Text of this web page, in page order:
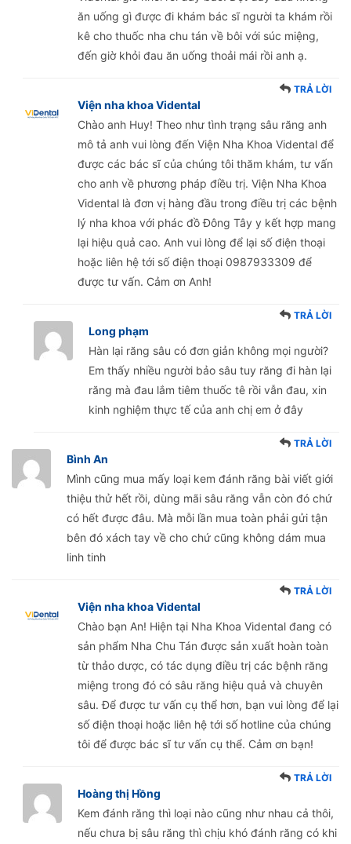
ăn uống gì được đi khám bác sĩ người ta khám rồi
kê cho thuốc nha chu tán về bôi với súc miệng,
đến giờ khỏi đau ăn uống thoải mái rồi anh ạ.
Viện nha khoa Vidental
TRẢ LỜI
Chào anh Huy! Theo như tình trạng sâu răng anh
mô tả anh vui lòng đến Viện Nha Khoa Vidental để
được các bác sĩ của chúng tôi thăm khám, tư vấn
cho anh về phương pháp điều trị. Viện Nha Khoa
Vidental là đơn vị hàng đầu trong điều trị các bệnh
lý nha khoa với phác đồ Đông Tây y kết hợp mang
lại hiệu quả cao. Anh vui lòng để lại số điện thoại
hoặc liên hệ tới số điện thoại 0987933309 để
được tư vấn. Cảm ơn Anh!
Long phạm
TRẢ LỜI
Hàn lại răng sâu có đơn giản không mọi người?
Em thấy nhiều người bảo sâu tuy răng đi hàn lại
răng mà đau lắm tiêm thuốc tê rồi vẫn đau, xin
kinh nghiệm thực tế của anh chị em ở đây
Bình An
TRẢ LỜI
Mình cũng mua mấy loại kem đánh răng bài viết giới
thiệu thử hết rồi, dùng mãi sâu răng vẫn còn đó chứ
có hết được đâu. Mà mỗi lần mua toàn phải gửi tận
bên đó xách tay về cho chứ cũng không dám mua
linh tinh
Viện nha khoa Vidental
TRẢ LỜI
Chào bạn An! Hiện tại Nha Khoa Vidental đang có
sản phẩm Nha Chu Tán được sản xuất hoàn toàn
từ thảo dược, có tác dụng điều trị các bệnh răng
miệng trong đó có sâu răng hiệu quả và chuyên
sâu. Để được tư vấn cụ thể hơn, bạn vui lòng để lại
số điện thoại hoặc liên hệ tới số hotline của chúng
tôi để được bác sĩ tư vấn cụ thể. Cảm ơn bạn!
Hoàng thị Hồng
TRẢ LỜI
Kem đánh răng thì loại nào cũng như nhau cả thôi,
nếu chưa bị sâu răng thì chịu khó đánh răng có khi